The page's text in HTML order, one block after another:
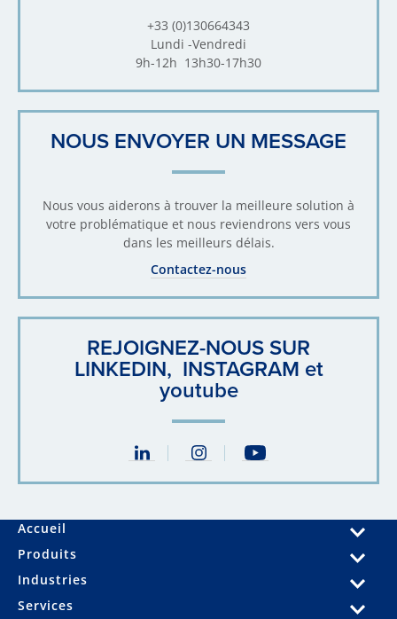
+33 (0)130664343
Lundi -Vendredi
9h-12h 13h30-17h30
NOUS ENVOYER UN MESSAGE
Nous vous aiderons à trouver la meilleure solution à
votre problématique et nous reviendrons vers vous
dans les meilleurs délais.
Contactez-nous
REJOIGNEZ-NOUS SUR
LINKEDIN, INSTAGRAM et
youtube
Accueil
Produits
Industries
Services